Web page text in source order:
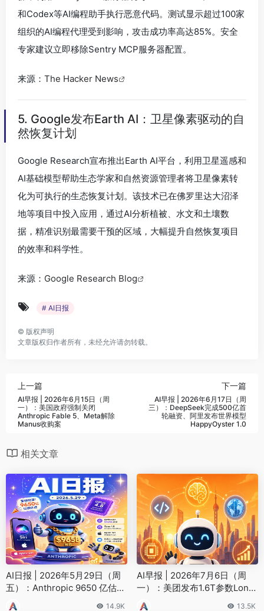
和Codex等AI编程助手执行恶意代码。测试显示超过100家
组织的AI编程代理受到影响，攻击成功率高达85%。安全
专家建议立即移除Sentry MCP服务器配置。
来源： The Hacker News
5. Google发布Earth AI：卫星像素驱动的自
然恢复计划
Google Research宣布推出Earth AI平台，利用卫星遥感和
AI基础模型帮助生态学家和自然资源管理者将卫星像素转
化为可执行的生态恢复计划。该技术已在佛罗里达大沼泽
地等项目中投入应用，通过AI分析植被、水文和土壤数
据，精准识别最需要干预的区域，大幅提升自然恢复项目
的效率和科学性。
来源： Google Research Blog
# AI日报
© 版权声明
文章版权归作者所有，未经允许请勿转载。
上一篇
AI早报 | 2026年6月15日（周
一）：美国政府强制关闭
Anthropic Fable 5、Meta解除
Manus收购案
下一篇
AI早报 | 2026年6月17日（周
三）：DeepSeek完成500亿首
轮融资、阿里发布世界模型
HappyOyster 1.0
相关文章
AI日报 | 2026年5月29日（周
五）：Anthropic 9650 亿估值
融资、Opus 4.8 发布
14.9K
AI早报 | 2026年7月6日（周
一）：美团发布1.6T参数Long
Cat-2.0、华为韬定律论文更新
13.5K